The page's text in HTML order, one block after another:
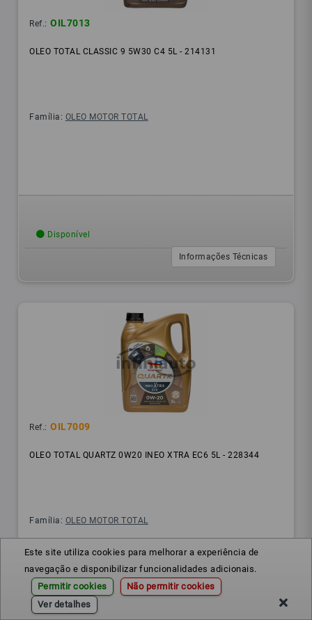
Este site utiliza cookies para melhorar a experiência de
navegação e disponibilizar funcionalidades adicionais.
Permitir cookies
Não permitir cookies
Ver detalhes
Ref.: OIL7013
OLEO TOTAL CLASSIC 9 5W30 C4 5L - 214131
Família: OLEO MOTOR TOTAL
Disponível
Informações Técnicas
Ref.: OIL7009
OLEO TOTAL QUARTZ 0W20 INEO XTRA EC6 5L - 228344
Família: OLEO MOTOR TOTAL